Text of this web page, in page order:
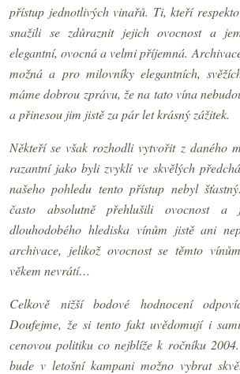
přístup jednotlivých vinařů. Ti, kteří
snažili se zdůraznit jejich ovocnost a
elegantní, ovocná a velmi příjemná.
možná a pro milovníky elegantních,
máme dobrou zprávu, že na tato vína
a přinesou jim jistě za pár let krásný zážitek.
Někteří se však rozhodli vytvořit z daného
razantní jako byli zvyklí ve skvělých
našeho pohledu tento přístup nebyl
často absolutně přehlušili ovocnost
dlouhodobého hlediska vínům jistě ani
archivace, jelikož ovocnost se těmto
věkem nevrátí…
Celkově nižší bodové hodnocení
Doufejme, že si tento fakt uvědomují i
cenovou politiku co nejblíže k ročníku
bude v letošní kampani možno vybrat